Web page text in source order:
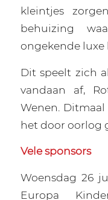
kleintjes
behuizing
ongekende luxe
Dit speelt zich
vandaan af,
Wenen.
het door oorlog
Vele sponsors
Woensdag 26
Europa